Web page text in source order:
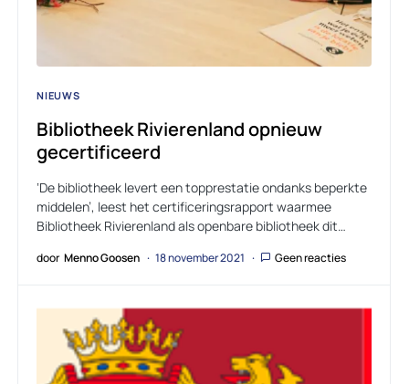
NIEUWS
Bibliotheek Rivierenland opnieuw
gecertificeerd
‘De bibliotheek levert een topprestatie ondanks beperkte
middelen’, leest het certificeringsrapport waarmee
Bibliotheek Rivierenland als openbare bibliotheek dit…
door Menno Goosen 18 november 2021 Geen reacties